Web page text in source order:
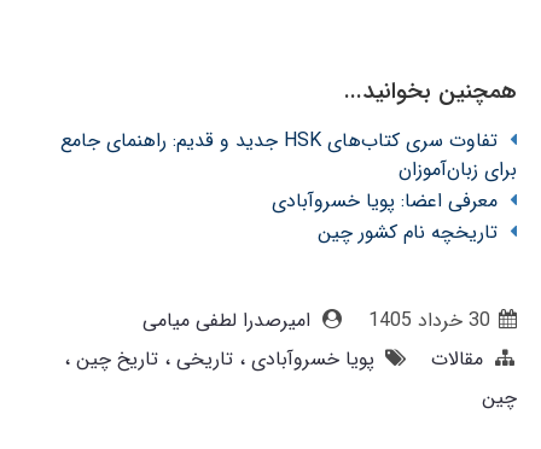
همچنین بخوانید...
تفاوت سری کتاب‌های HSK جدید و قدیم: راهنمای جامع
برای زبان‌آموزان
معرفی اعضا: پویا خسروآبادی
تاریخچه نام کشور چین
30 خرداد 1405
امیرصدرا لطفی میامی
مقالات
پویا خسروآبادی تاریخی تاریخ چین
چین